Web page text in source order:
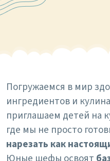
Погружаемся в мир
ингредиентов и
приглашаем детей на
где мы не просто
нарезать как